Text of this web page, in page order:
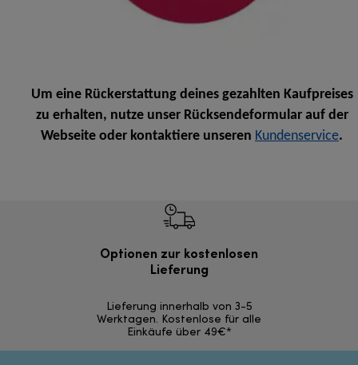
Um eine Rückerstattung deines gezahlten Kaufpreises
zu erhalten, nutze unser Rücksendeformular auf der
Webseite oder kontaktiere unseren Kundenservice.
Optionen zur kostenlosen
Lieferung
Lieferung innerhalb von 3-5
Werktagen. Kostenlose für alle
Einkäufe über 49€*